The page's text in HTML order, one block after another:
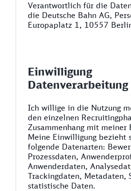
Verantwortlich für die
die Deutsche Bahn AG,
Europaplatz 1, 10557
Einwilligung
Datenverarbeitung
Ich willige in die Nutzung
den einzelnen
Zusammenhang mit meiner
Meine Einwilligung bezieht
folgende Datenarten:
Prozessdaten,
Anwenderdaten,
Trackingdaten, Metadaten,
statistische Daten.